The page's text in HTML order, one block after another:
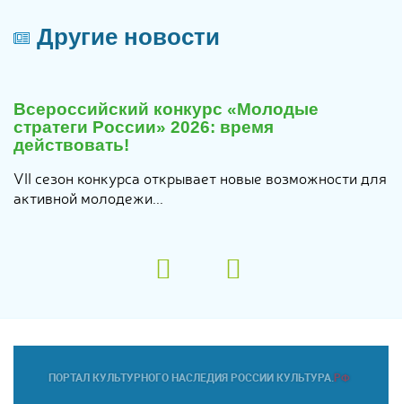
Другие новости
Всероссийский конкурс «Молодые
стратеги России» 2026: время
действовать!
VII сезон конкурса открывает новые возможности для
активной молодежи...